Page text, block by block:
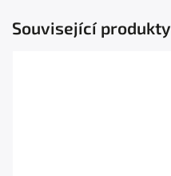
Související produkty